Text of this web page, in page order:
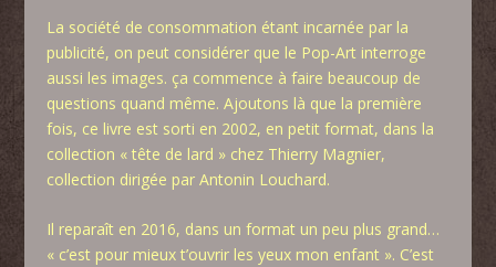
La société de consommation étant incarnée par la
publicité, on peut considérer que le Pop-Art interroge
aussi les images. ça commence à faire beaucoup de
questions quand même. Ajoutons là que la première
fois, ce livre est sorti en 2002, en petit format, dans la
collection « tête de lard » chez Thierry Magnier,
collection dirigée par Antonin Louchard.
Il reparaît en 2016, dans un format un peu plus grand…
« c’est pour mieux t’ouvrir les yeux mon enfant ». C’est